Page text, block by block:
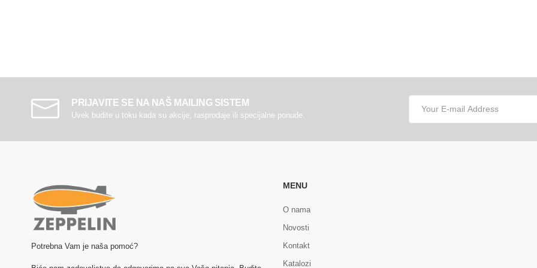
PRIJAVITE SE NA NAŠ MAILING SISTEM
Uvek budite u toku kada su akcije, rasprodaje ili specijalne ponude.
Potrebna Vam je naša pomoć?
MENU
O nama
Novosti
Kontakt
Katalozi